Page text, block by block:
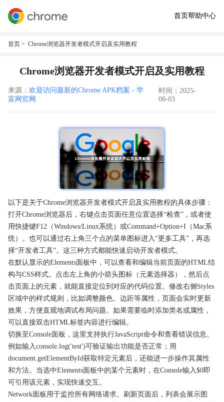
首页帮助中心
首页 > Chrome浏览器开发者模式开启及实用教程
Chrome浏览器开发者模式开启及实用教程
来源： 欢迎访问最新的Chrome APK档案 - 学
富网官网
时间：2025-
08-03
以下是关于Chrome浏览器开发者模式开启及实用教程的具体步骤：
打开Chrome浏览器后，右键点击页面任意位置选择“检查”，或者使
用快捷键F12（Windows/Linux系统）或Command+Option+I（Mac系
统）。也可以通过右上角三个点的菜单图标进入“更多工具”，再选
择“开发者工具”。这三种方式都能快速启动开发者模式。
在默认显示的Elements面板中，可以查看和编辑当前页面的HTML结
构与CSS样式。点击左上角的小箭头图标（元素选择器），然后点
击页面上的元素，就能直接定位到对应的代码位置。修改右侧Styles
区域中的样式规则，比如调整颜色、边距等属性，页面会实时更新
效果，方便直观地调试布局问题。如果需要临时添加类名或属性，
可以直接双击HTML标签内容进行编辑。
切换至Console面板，这里支持执行JavaScript命令和查看错误信息。
例如输入console.log('test')可验证输出功能是否正常；用
document.getElementById获取特定元素后，还能进一步操作其属性
和方法。当选中Elements面板中的某个元素时，在Console输入$0即
可引用该元素，实现快速交互。
Network面板用于监控所有网络请求。刷新页面后，列表会展示图